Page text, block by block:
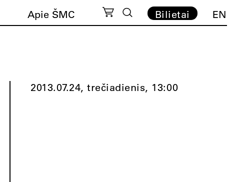
Apie ŠMC Bilietai EN
2013.07.24, trečiadienis, 13:00